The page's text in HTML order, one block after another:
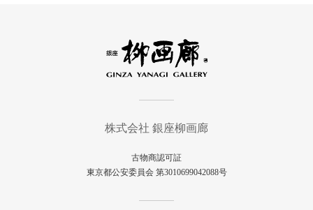
株式会社 銀座柳画廊
古物商認可証
東京都公安委員会 第3010699042088号